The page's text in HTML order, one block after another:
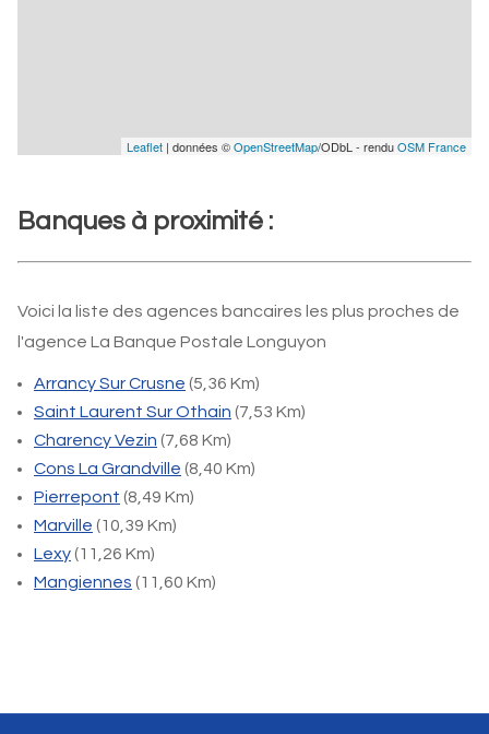
Leaflet | données ©OpenStreetMap/ODbL - renduOSM France
Banques à proximité :
Voici la liste des agences bancaires les plus proches de
l'agence La Banque Postale Longuyon
Arrancy Sur Crusne (5,36 Km)
Saint Laurent Sur Othain (7,53 Km)
Charency Vezin (7,68 Km)
Cons La Grandville (8,40 Km)
Pierrepont (8,49 Km)
Marville (10,39 Km)
Lexy(11,26 Km)
Mangiennes (11,60 Km)